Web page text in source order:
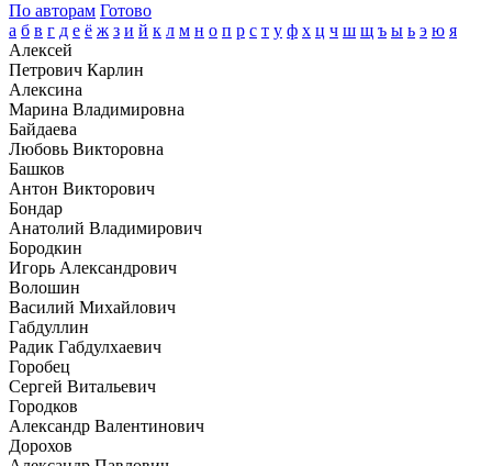
По авторам Готово
а б в г д е ё ж з и й к л м н о п р с т у ф х ц ч ш щ ъ ы ь э ю я
Алексей
Петрович Карлин
Алексина
Марина Владимировна
Байдаева
Любовь Викторовна
Башков
Антон Викторович
Бондар
Анатолий Владимирович
Бородкин
Игорь Александрович
Волошин
Василий Михайлович
Габдуллин
Радик Габдулхаевич
Горобец
Сергей Витальевич
Городков
Александр Валентинович
Дорохов